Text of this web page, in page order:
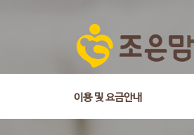
이용 및 요금안내